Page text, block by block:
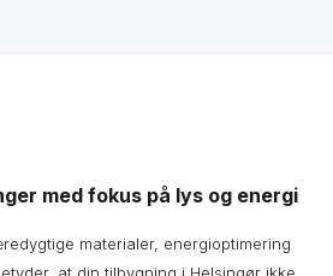
med fokus på lys og energi
materialer, energioptimering